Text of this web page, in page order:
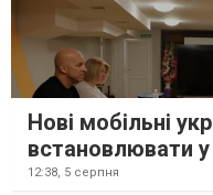
Нові мобільні
встановлювати у
12:38, 5 серпня